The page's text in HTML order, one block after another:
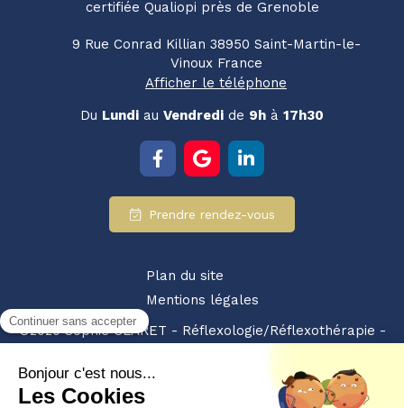
certifiée Qualiopi près de Grenoble
9 Rue Conrad Killian 38950 Saint-Martin-le-
Vinoux France
Afficher le téléphone
Du Lundi au Vendredi de 9h à 17h30
Prendre rendez-vous
Plan du site
Mentions légales
©2020 Sophie CLARET - Réflexologie/Réflexothérapie -
Partenariat retrouvez-nous également sur :
les pros